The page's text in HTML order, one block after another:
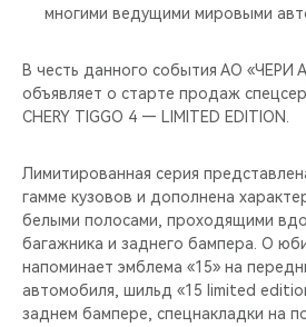
БЛАГОТВОРИТЕЛЬНОСТЬ
CHERY REMOTE
CHERY И СПОРТ
НАШИ МЕРОПРИЯТИЯ
ВИДЕООБЗОРЫ
многими ведущими мировыми
В честь данного события АО
объявляет о старте продаж
CHERY TIGGO 4 — LIMITED EDITION.
Лимитированная серия
гамме кузовов и дополнена
белыми полосами, проходящими
багажника и заднего бампера. О
напоминает эмблема «15» на
автомобиля, шильд «15 limited
заднем бампере, спецнакладки на